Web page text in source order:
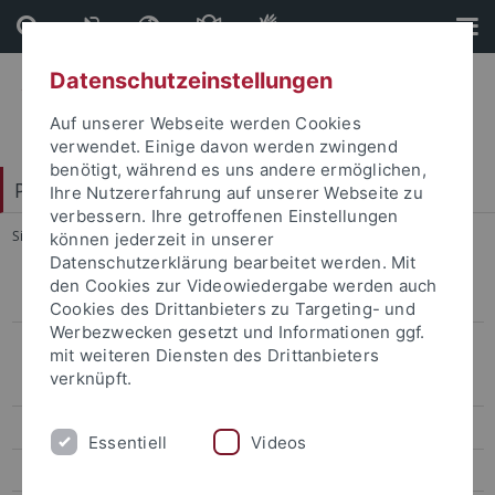
Direkt
zum
Inhalt
Direkt
zur
Fußleiste
Philosophische Fakultät
Sie sind hier: Startseite ... Mitarbeiter
Studienabschlüsse
Masterprofile
Masterprofil Museum & Sammlungen
Masterprofil Digital Humanities
Datenschutzeinstellungen
Auf unserer Webseite werden Cookies
verwendet. Einige davon werden zwingend
benötigt, während es uns andere ermöglichen,
Ihre Nutzererfahrung auf unserer Webseite zu
verbessern. Ihre getroffenen Einstellungen
können jederzeit in unserer
Datenschutzerklärung bearbeitet werden. Mit
den Cookies zur Videowiedergabe werden auch
Cookies des Drittanbieters zu Targeting- und
Werbezwecken gesetzt und Informationen ggf.
mit weiteren Diensten des Drittanbieters
verknüpft.
Essentiell Videos